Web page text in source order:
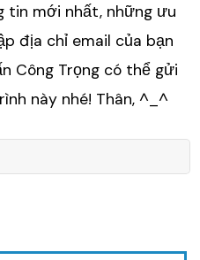
tin mới nhất, những ưu
địa chỉ email của bạn
Công Trọng có thể gửi
này nhé! Thân, ^_^